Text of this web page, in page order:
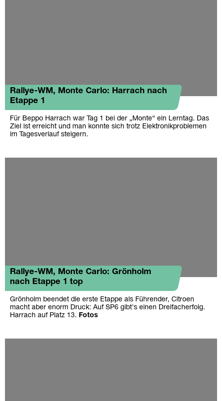
Rallye-WM, Monte Carlo: Harrach nach
Etappe 1
Für Beppo Harrach war Tag 1 bei der „Monte“ ein Lerntag. Das
Ziel ist erreicht und man konnte sich trotz Elektronikproblemen
im Tagesverlauf steigern.
Rallye-WM, Monte Carlo: Grönholm
nach Etappe 1 top
Grönholm beendet die erste Etappe als Führender, Citroen
macht aber enorm Druck: Auf SP6 gibt's einen Dreifacherfolg.
Harrach auf Platz 13.
Fotos